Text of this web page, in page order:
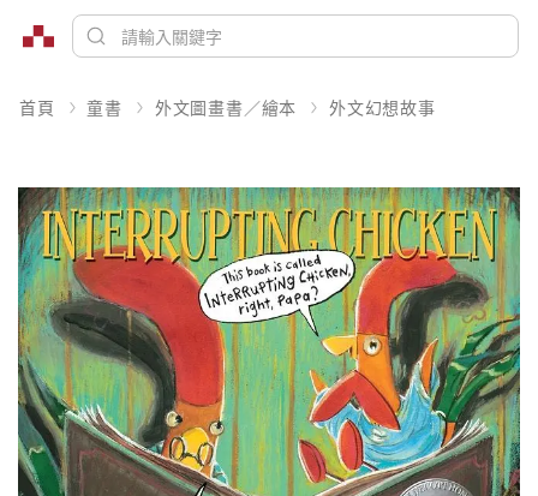
首頁 童書 外文圖畫書／繪本 外文幻想故事